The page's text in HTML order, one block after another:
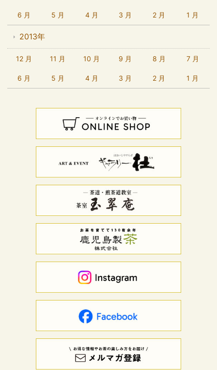
6 月 5 月 4 月 3 月 2 月 1 月
2013年
12 月 11 月 10 月 9 月 8 月 7 月
6 月 5 月 4 月 3 月 2 月 1 月